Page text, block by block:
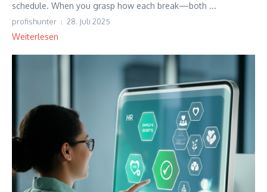
schedule. When you grasp how each break—both ...
profishunter 28. Juli 2025
Weiterlesen